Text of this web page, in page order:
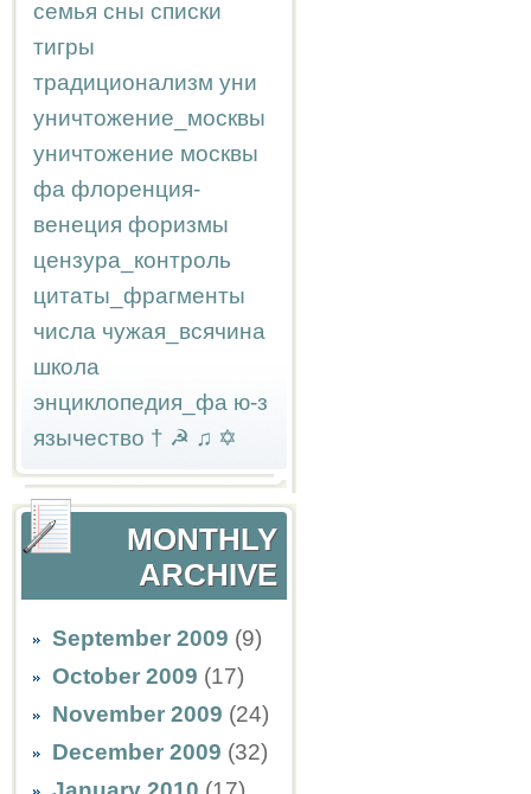
семья сны списки
тигры
традиционализм уни
уничтожение_москвы
уничтожение москвы
фа флоренция-
венеция форизмы
цензура_контроль
цитаты_фрагменты
числа чужая_всячина
школа
энциклопедия_фа ю-з
язычество † ☭ ♫ ✡
MONTHLY
ARCHIVE
September 2009 (9)
October 2009 (17)
November 2009 (24)
December 2009 (32)